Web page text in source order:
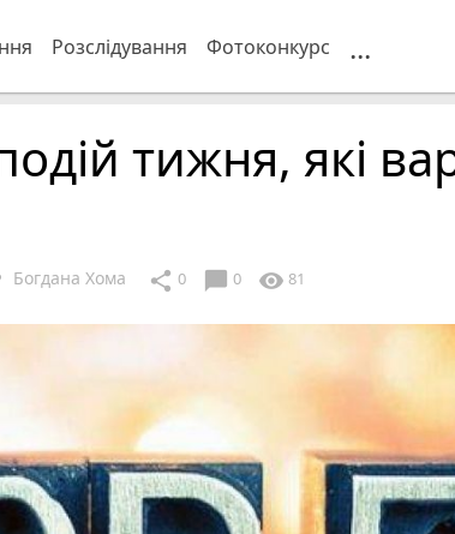
Розслідування Фотоконкурс ...
тижня, які
Богдана Хома share 0 chat_bubble 0 visibility 81